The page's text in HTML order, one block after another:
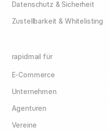
Datenschutz & Sicherheit
Zustellbarkeit & Whitelisting
rapidmail für
E-Commerce
Unternehmen
Agenturen
Vereine